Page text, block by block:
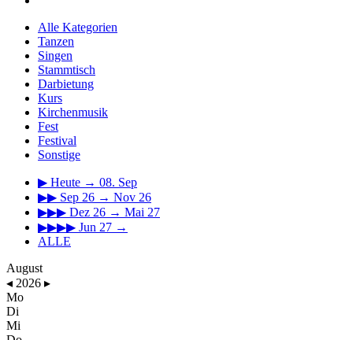
Alle Kategorien
Tanzen
Singen
Stammtisch
Darbietung
Kurs
Kirchenmusik
Fest
Festival
Sonstige
▶ Heute → 08. Sep
▶▶ Sep 26 → Nov 26
▶▶▶ Dez 26 → Mai 27
▶▶▶▶ Jun 27 →
ALLE
August
◂ 2026 ▸
Mo
Di
Mi